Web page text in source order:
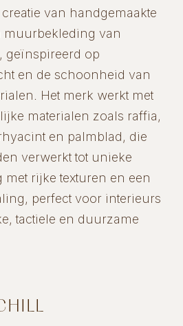
van handgemaakte
muurbekleding van
geïnspireerd op
en de schoonheid van
Het merk werkt met
materialen zoals raffia,
en palmblad, die
verwerkt tot unieke
rijke texturen en een
perfect voor interieurs
tactiele en duurzame